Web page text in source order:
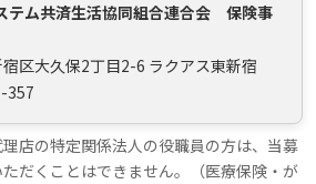
テム共済生活協同組合連合会 保険事
区大久保2丁目2-6 ラクアス東新宿
357
店の特定関係法人の役職員の方は、当募
だくことはできません。（医療保険・が